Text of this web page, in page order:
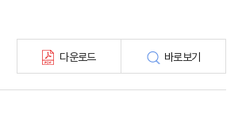
다운로드 바로보기